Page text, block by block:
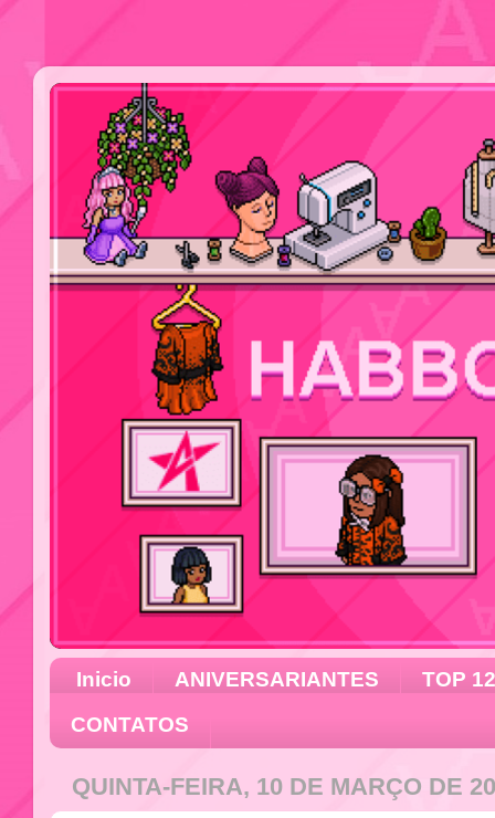
Inicio ANIVERSARIANTES
TOP 12
CONTATOS
QUINTA-FEIRA, 10 DE MARÇO DE